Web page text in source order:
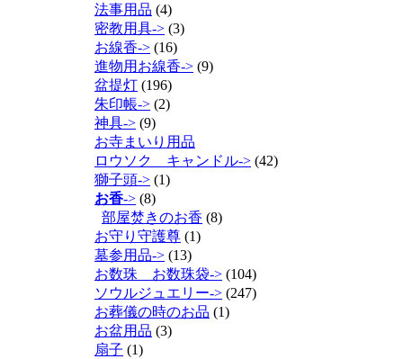
法事用品 (4)
密教用具-> (3)
お線香-> (16)
進物用お線香-> (9)
盆提灯 (196)
朱印帳-> (2)
神具-> (9)
お寺まいり用品
ロウソク キャンドル-> (42)
獅子頭-> (1)
お香-> (8)
部屋焚きのお香 (8)
お守り守護尊 (1)
墓参用品-> (13)
お数珠 お数珠袋-> (104)
ソウルジュエリー-> (247)
お葬儀の時のお品 (1)
お盆用品 (3)
扇子 (1)